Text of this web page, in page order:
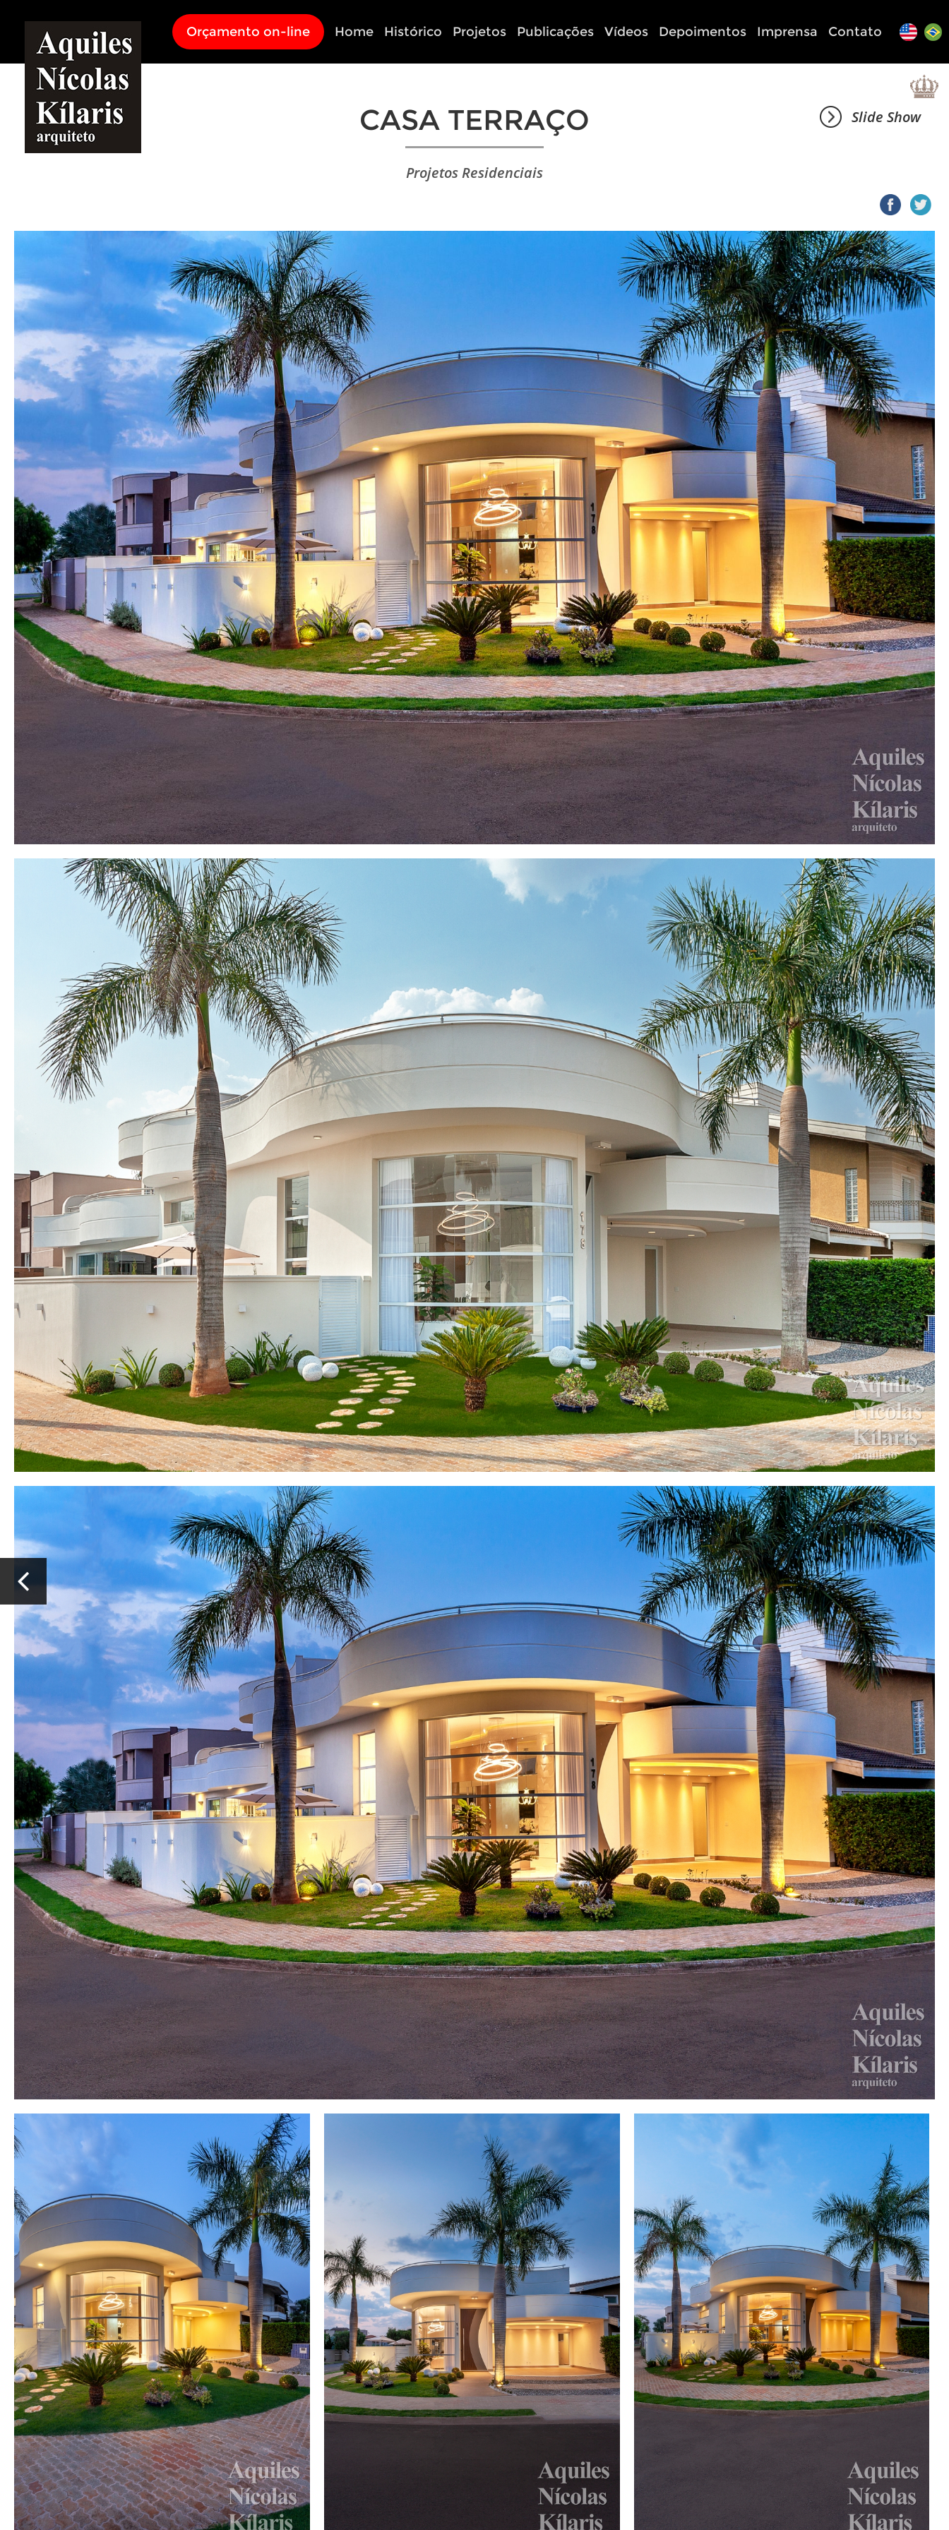
Orçamento on-line Home Histórico Projetos Publicações Vídeos Depoimentos Imprensa Contato
Slide Show
CASA TERRAÇO
Projetos Residenciais